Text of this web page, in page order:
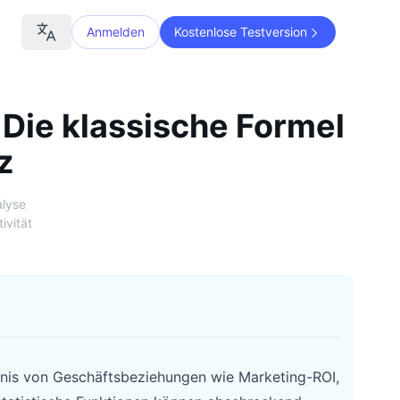
Anmelden Kostenlose Testversion
klassische Formel
von Geschäftsbeziehungen wie Marketing-ROI,